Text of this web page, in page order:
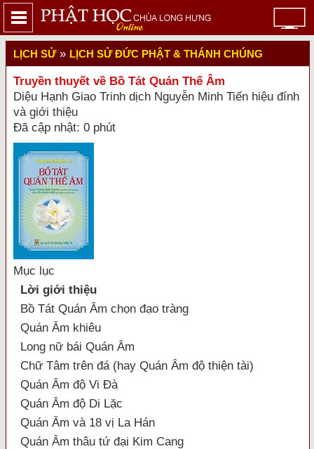
LỊCH SỬ» LỊCH SỬ ĐỨC PHẬT & THÁNH CHÚNG
Truyền thuyết về Bồ Tát Quán Thế Âm
Diệu Hạnh Giao Trinh dịch Nguyễn Minh Tiến hiệu đính
và giới thiệu
Đã cập nhật: 0 phút
Mục lục
Lời giới thiệu
Bồ Tát Quán Âm chọn đạo tràng
Quán Âm khiêu
Long nữ bái Quán Âm
Chữ Tâm trên đá (hay Quán Âm độ thiện tài)
Quán Âm độ Vi Đà
Quán Âm độ Di Lặc
Quán Âm và 18 vị La Hán
Quán Âm thâu tứ đại Kim Cang